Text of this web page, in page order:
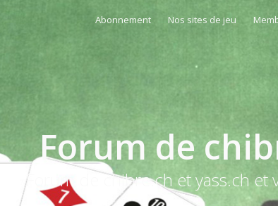
Abonnement Nos sites de jeu
Forum de
Forum de chibre.ch et yass.ch et